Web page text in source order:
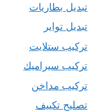
تبديل بطاريات
تبديل تواير
تركيب ستلايت
تركيب سيراميك
تركيب مداخن
تصليح تكييف